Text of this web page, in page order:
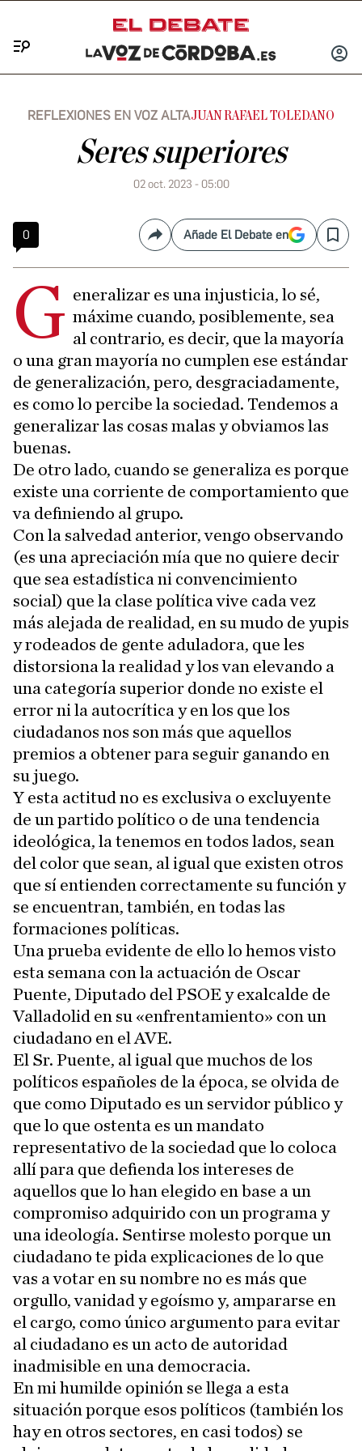
INICIAR
REFLEXIONES EN VOZ ALTAJUAN RAFAEL TOLEDANO
Seres superiores
02 oct. 2023 - 05:00
0 CompartirAñade El Debate en Save
G eneralizar es una injusticia, lo sé,
máxime cuando, posiblemente, sea
al contrario, es decir, que la mayoría
o una gran mayoría no cumplen ese estándar
de generalización, pero, desgraciadamente,
es como lo percibe la sociedad. Tendemos a
generalizar las cosas malas y obviamos las
buenas.
De otro lado, cuando se generaliza es porque
existe una corriente de comportamiento que
va definiendo al grupo.
Con la salvedad anterior, vengo observando
(es una apreciación mía que no quiere decir
que sea estadística ni convencimiento
social) que la clase política vive cada vez
más alejada de realidad, en su mudo de yupis
y rodeados de gente aduladora, que les
distorsiona la realidad y los van elevando a
una categoría superior donde no existe el
error ni la autocrítica y en los que los
ciudadanos nos son más que aquellos
premios a obtener para seguir ganando en
su juego.
Y esta actitud no es exclusiva o excluyente
de un partido político o de una tendencia
ideológica, la tenemos en todos lados, sean
del color que sean, al igual que existen otros
que sí entienden correctamente su función y
se encuentran, también, en todas las
formaciones políticas.
Una prueba evidente de ello lo hemos visto
esta semana con la actuación de Oscar
Puente, Diputado del PSOE y exalcalde de
Valladolid en su «enfrentamiento» con un
ciudadano en el AVE.
El Sr. Puente, al igual que muchos de los
políticos españoles de la época, se olvida de
que como Diputado es un servidor público y
que lo que ostenta es un mandato
representativo de la sociedad que lo coloca
allí para que defienda los intereses de
aquellos que lo han elegido en base a un
compromiso adquirido con un programa y
una ideología. Sentirse molesto porque un
ciudadano te pida explicaciones de lo que
vas a votar en su nombre no es más que
orgullo, vanidad y egoísmo y, ampararse en
el cargo, como único argumento para evitar
al ciudadano es un acto de autoridad
inadmisible en una democracia.
En mi humilde opinión se llega a esta
situación porque esos políticos (también los
hay en otros sectores, en casi todos) se